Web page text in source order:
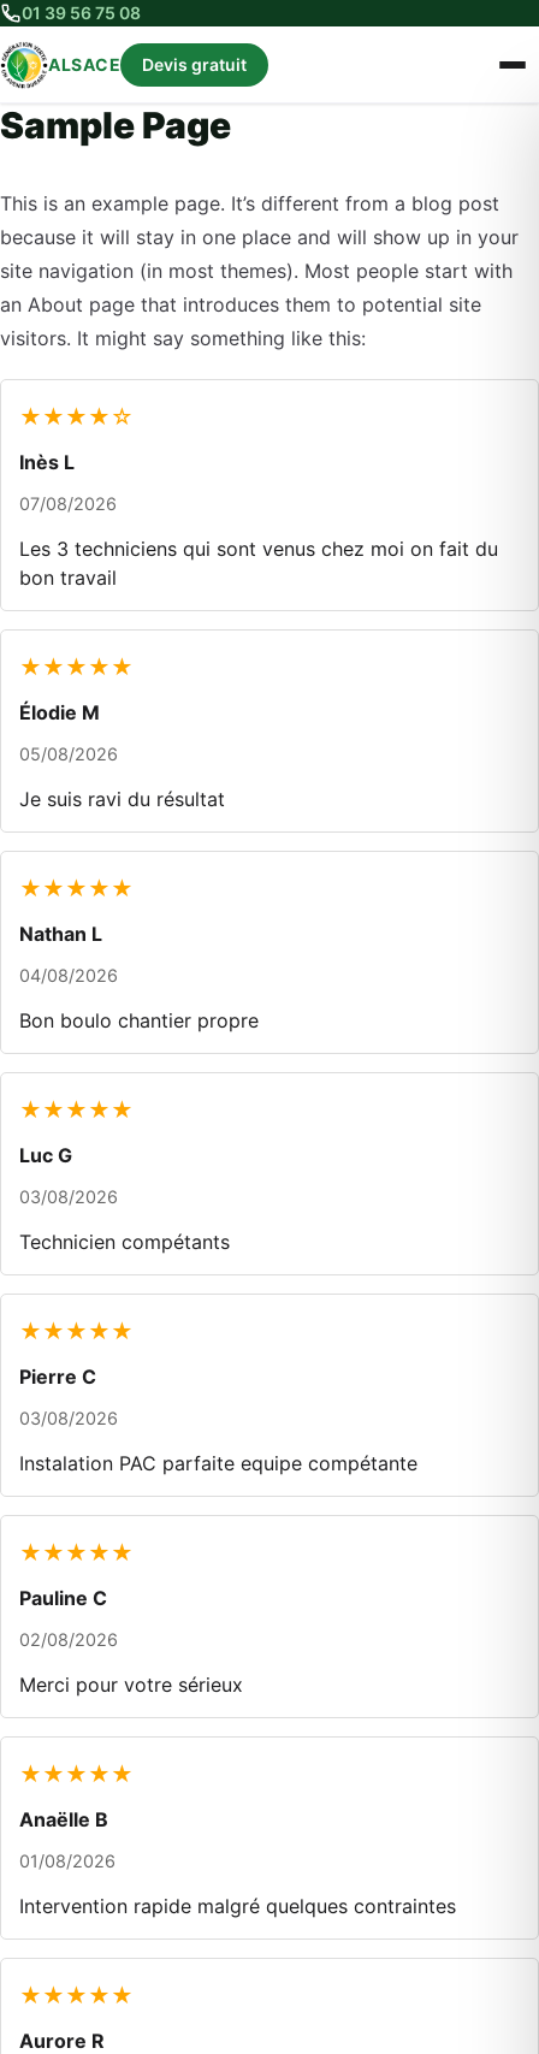
01 39 56 75 08
ALSACE Devis gratuit
Sample Page
This is an example page. It’s different from a blog post
because it will stay in one place and will show up in your
site navigation (in most themes). Most people start with
an About page that introduces them to potential site
visitors. It might say something like this:
★★★★☆
Inès L
07/08/2026
Les 3 techniciens qui sont venus chez moi on fait du
bon travail
★★★★★
Élodie M
05/08/2026
Je suis ravi du résultat
★★★★★
Nathan L
04/08/2026
Bon boulo chantier propre
★★★★★
Luc G
03/08/2026
Technicien compétants
★★★★★
Pierre C
03/08/2026
Instalation PAC parfaite equipe compétante
★★★★★
Pauline C
02/08/2026
Merci pour votre sérieux
★★★★★
Anaëlle B
01/08/2026
Intervention rapide malgré quelques contraintes
★★★★★
Aurore R